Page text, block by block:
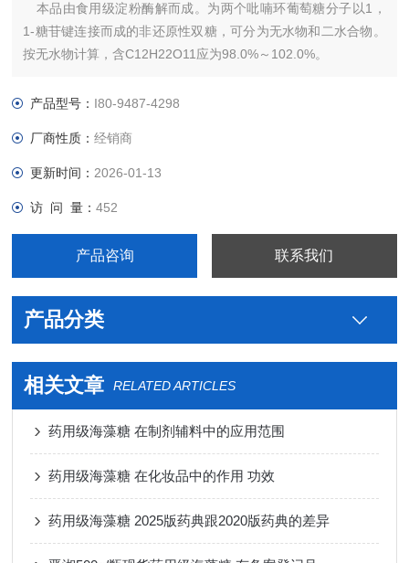
本品由食用级淀粉酶解而成。为两个吡喃环葡萄糖分子以1，
1-糖苷键连接而成的非还原性双糖，可分为无水物和二水合物。
按无水物计算，含C12H22O11应为98.0%～102.0%。
产品型号： I80-9487-4298
厂商性质：经销商
更新时间： 2026-01-13
访 问 量：452
产品咨询 联系我们
产品分类
相关文章 RELATED ARTICLES
药用级海藻糖 在制剂辅料中的应用范围
药用级海藻糖 在化妆品中的作用 功效
药用级海藻糖 2025版药典跟2020版药典的差异